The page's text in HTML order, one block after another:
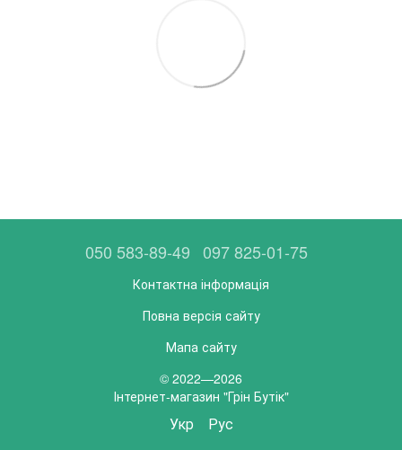
050 583-89-49 097 825-01-75
Контактна інформація
Повна версія сайту
Мапа сайту
© 2022—2026
Інтернет-магазин "Грін Бутік"
Укр Рус